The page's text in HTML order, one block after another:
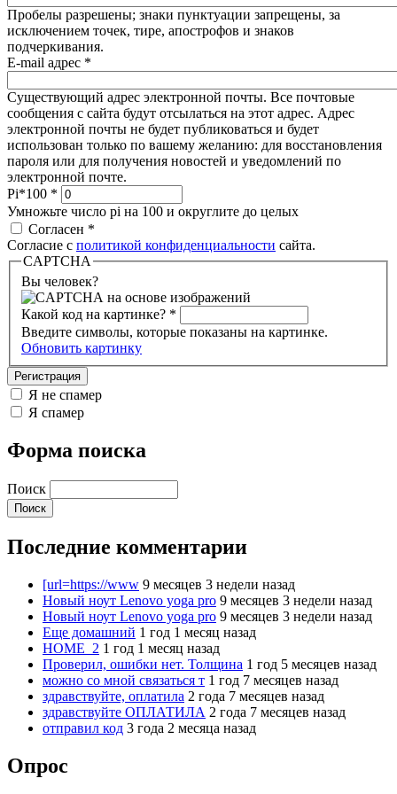
Пробелы разрешены; знаки пунктуации запрещены, за
исключением точек, тире, апострофов и знаков
подчеркивания.
E-mail адрес *
Существующий адрес электронной почты. Все почтовые
сообщения с сайта будут отсылаться на этот адрес. Адрес
электронной почты не будет публиковаться и будет
использован только по вашему желанию: для восстановления
пароля или для получения новостей и уведомлений по
электронной почте.
Pi*100 *
Умножьте число pi на 100 и округлите до целых
Согласен *
Согласие с политикой конфиденциальности сайта.
CAPTCHA
Вы человек?
Какой код на картинке? *
Введите символы, которые показаны на картинке.
Обновить картинку
Я не спамер
Я спамер
Форма поиска
Поиск
Последние комментарии
[url=https://www 9 месяцев 3 недели назад
Новый ноут Lenovo yoga pro 9 месяцев 3 недели назад
Новый ноут Lenovo yoga pro 9 месяцев 3 недели назад
Еще домашний 1 год 1 месяц назад
HOME_2 1 год 1 месяц назад
Проверил, ошибки нет. Толщина 1 год 5 месяцев назад
можно со мной связаться т 1 год 7 месяцев назад
здравствуйте, оплатила 2 года 7 месяцев назад
здравствуйте ОПЛАТИЛА 2 года 7 месяцев назад
отправил код 3 года 2 месяца назад
Опрос